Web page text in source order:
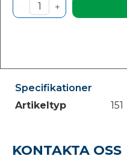
Specifikationer
Artikeltyp
151
KONTAKTA OSS